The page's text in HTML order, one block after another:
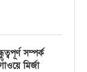
সম্পর্ক
মির্জা